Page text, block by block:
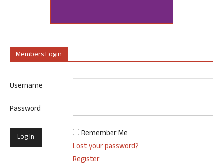
Members Login
Username
Password
Remember Me
Lost your password?
Register